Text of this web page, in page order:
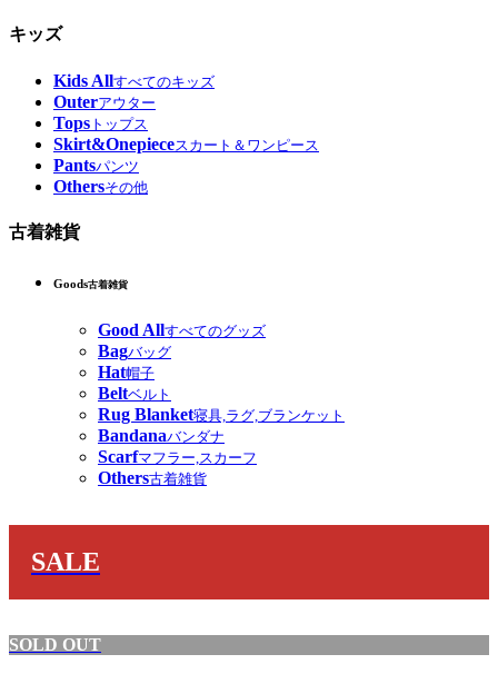
キッズ
Kids Allすべてのキッズ
Outerアウター
Tops トップス
Skirt&Onepieceスカート＆ワンピース
Pantsパンツ
Othersその他
古着雑貨
Goods古着雑貨
Good Allすべてのグッズ
Bagバッグ
Hat帽子
Beltベルト
Rug Blanket寝具,ラグ,ブランケット
Bandanaバンダナ
Scarfマフラー,スカーフ
Others古着雑貨
SALE
SOLD OUT